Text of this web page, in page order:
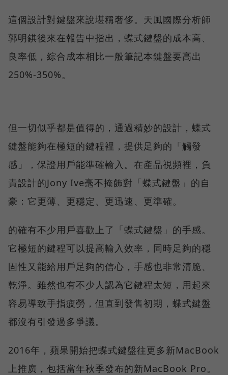
這個設計對鍵盤來說堪稱奢侈。天風國際分析師
郭明錤後來在報告中指出，蝶式鍵盤的成本高、
良率低，綜合成本相比一般筆記本鍵盤要高出
250%-350%。
但一切似乎都是值得的，通過精妙的設計，蝶式
鍵盤能夠在極短的鍵程裡，提供足夠的「觸發
感」，保證用戶能準確輸入。在產品視頻裡，負
責設計的Jony Ive毫不掩飾對「蝶式鍵盤」的自
豪：它更薄、更穩定、更迅速、更準確。
的確有不少用戶喜歡上了「蝶式鍵盤」的手感。
它極短的鍵程可以提高輸入效率，同時足夠的穩
固性又能給用戶足夠的信心，手感也非常清脆、
乾淨。雖然也有不少人認為它鍵程太短，用起來
容易導致手指疲勞，但直到發售初期，蝶式鍵盤
都沒有引發過多爭議。
2016年，蘋果開始把蝶式鍵盤往更多新MacBook
上推廣，包括當年秋季發布的新MacBook Pro。